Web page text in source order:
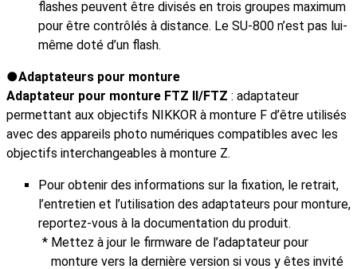
flashes peuvent être divisés en trois groupes maximum
pour être contrôlés à distance. Le SU‑800 n’est pas lui-
même doté d’un flash.
Adaptateurs pour monture
Adaptateur pour monture FTZ II/FTZ : adaptateur
permettant aux objectifs NIKKOR à monture F d’être utilisés
avec des appareils photo numériques compatibles avec les
objectifs interchangeables à monture Z.
Pour obtenir des informations sur la fixation, le retrait,
l’entretien et l’utilisation des adaptateurs pour monture,
reportez-vous à la documentation du produit.
Mettez à jour le firmware de l’adaptateur pour
monture vers la dernière version si vous y êtes invité